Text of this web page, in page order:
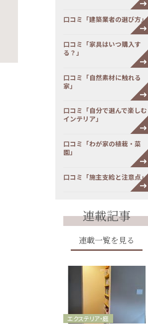
口コミ「建築業者の選び方」
口コミ「家具はいつ購入す
る？」
口コミ「自然素材に触れる
家」
口コミ「自分で選んで楽しむ
インテリア」
口コミ「わが家の植栽・菜
園」
口コミ「施主支給と注意点」
連載記事
連載一覧を見る
エクステリア・庭